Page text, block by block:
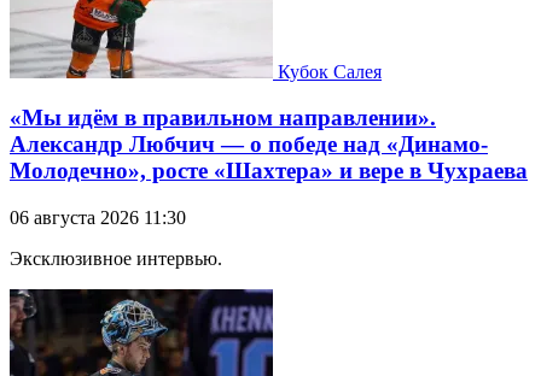
Кубок Салея
«Мы идём в правильном направлении».
Александр Любчич — о победе над «Динамо-
Молодечно», росте «Шахтера» и вере в Чухраева
06 августа 2026 11:30
Эксклюзивное интервью.